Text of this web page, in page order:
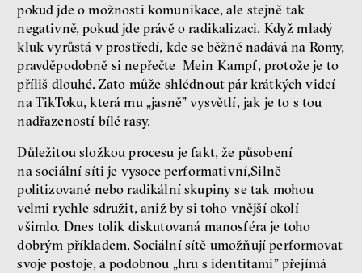
pokud jde o možnosti komunikace, ale stejně tak
negativně, pokud jde právě o radikalizaci. Když mladý
kluk vyrůstá v prostředí, kde se běžně nadává na Romy,
pravděpodobně si nepřečte Mein Kampf, protože je to
příliš dlouhé. Zato může shlédnout pár krátkých videí
na TikToku, která mu „jasně” vysvětlí, jak je to s tou
nadřazeností bílé rasy.
Důležitou složkou procesu je fakt, že působení
na sociální síti je vysoce performativní,Silně
politizované nebo radikální skupiny se tak mohou
velmi rychle sdružit, aniž by si toho vnější okolí
všimlo. Dnes tolik diskutovaná manosféra je toho
dobrým příkladem. Sociální sítě umožňují performovat
svoje postoje, a podobnou „hru s identitami” přejímá